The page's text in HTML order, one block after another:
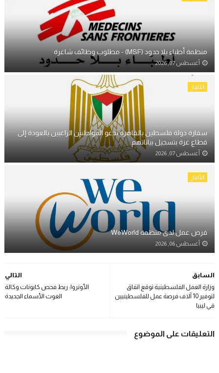
منظمة أطباء بلا حدود (MSF) - مطلوب وظائف شاغرة
أغسطس 07, 2026
الأخبار
سفارة دولة فلسطين بالقاهرة تدعو المواطنين الراغبين بالعودة إلى
قطاع غزة بتسجيل بياناتهم
أغسطس 07, 2026
الأخبار
فرص عمل لدى منظمة WeWorld
أغسطس 06, 2026
التالي
الأونروا: ربط فحص كابونات وكالة
الغوث الأسماء الجديدة
السابق
وزارة العمل الفلسطينية توقع اتفاق
لتوفير 10 آلاف فرصة عمل للفلسطينيين
في ليبيا
التعليقات على الموضوع